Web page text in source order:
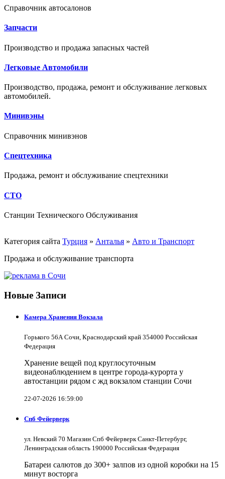
Справочник автосалонов
Запчасти
Производство и продажа запасных частей
Легковые Автомобили
Производство, продажа, ремонт и обслуживание легковых
автомобилей.
Минивэны
Справочник минивэнов
Спецтехника
Продажа, ремонт и обслуживание спецтехники
СТО
Станции Технического Обслуживания
Категория сайта Турция » Анталья » Авто и Транспорт
Продажа и обслуживание транспорта
Новые Записи
Камера Хранения Вокзала
Горького 56А Сочи, Краснодарский край 354000 Российская
Федерация
Хранение вещей под круглосуточным
видеонаблюдением в центре города-курорта у
автостанции рядом с жд вокзалом станции Сочи
22-07-2026 16:59:00
Спб Фейерверк
ул. Невский 70 Магазин Спб Фейерверк Санкт-Петербург,
Ленинградская область 190000 Российская Федерация
Батареи салютов до 300+ залпов из одной коробки на 15
минут восторга